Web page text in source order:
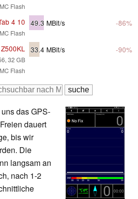
Flash
4 10
Flash
49.3 MBit/s -86%
32 GB
Flash
33.4 MBit/s -90%
das GPS-
dauert
bis wir
Die
langsam an
nach 1-2